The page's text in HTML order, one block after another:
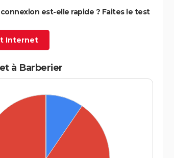
est-elle rapide ? Faites le test
Internet
à Barberier